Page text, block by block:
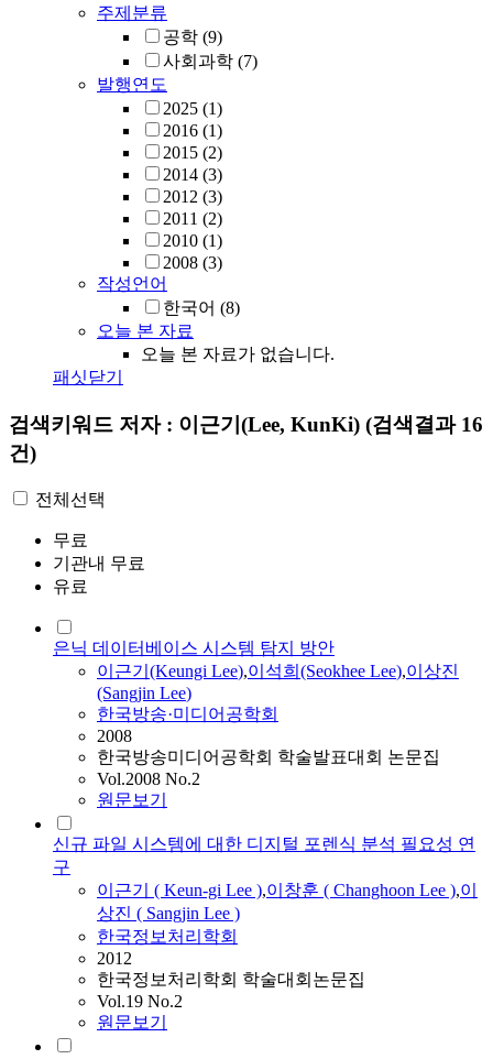
주제분류
공학 (9)
사회과학 (7)
발행연도
2025 (1)
2016 (1)
2015 (2)
2014 (3)
2012 (3)
2011 (2)
2010 (1)
2008 (3)
작성언어
한국어 (8)
오늘 본 자료
오늘 본 자료가 없습니다.
패싯닫기
검색키워드 저자 : 이근기(Lee, KunKi) (검색결과 16
건)
전체선택
무료
기관내 무료
유료
은닉 데이터베이스 시스템 탐지 방안
이근기 (Keungi Lee),이석희(Seokhee Lee),이상진
(Sangjin Lee)
한국방송·미디어공학회
2008
한국방송미디어공학회 학술발표대회 논문집
Vol.2008 No.2
원문보기
신규 파일 시스템에 대한 디지털 포렌식 분석 필요성 연
구
이근기
( Keun-gi Lee ),이창훈 ( Changhoon Lee ),이
상진 ( Sangjin Lee )
한국정보처리학회
2012
한국정보처리학회 학술대회논문집
Vol.19 No.2
원문보기